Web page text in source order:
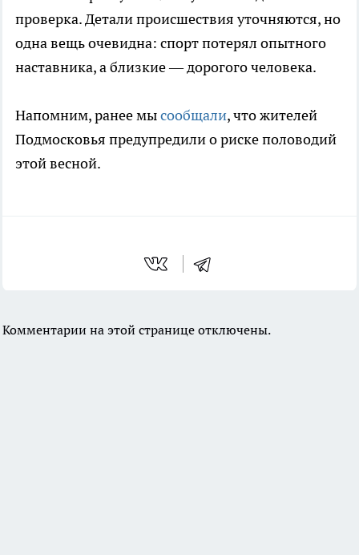
проверка. Детали происшествия уточняются, но
одна вещь очевидна: спорт потерял опытного
наставника, а близкие — дорогого человека.
Напомним, ранее мысообщали, что жителей
Подмосковья предупредили о риске половодий
этой весной.
Комментарии на этой странице отключены.